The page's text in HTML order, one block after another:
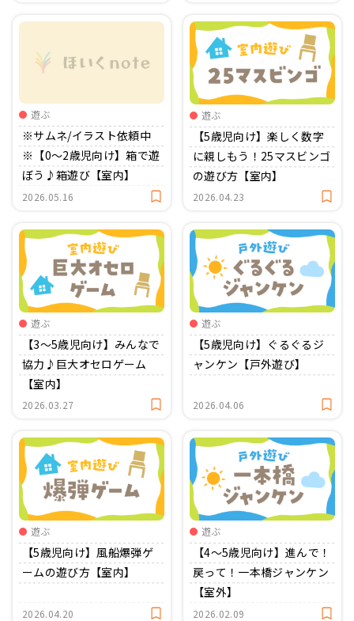
遊ぶ
※サムネ/イラスト依頼中
※【0〜2歳児向け】箱で遊
ぼう♪箱遊び【室内】
2026.05.16
遊ぶ
【5歳児向け】楽しく数字
に親しもう！25マスビンゴ
の遊び方【室内】
2026.04.23
遊ぶ
【3〜5歳児向け】みんなで
協力♪巨大オセロゲーム
【室内】
2026.03.27
遊ぶ
【5歳児向け】ぐるぐるジ
ャンケン【戸外遊び】
2026.04.06
遊ぶ
【5歳児向け】風船爆弾ゲ
ームの遊び方【室内】
2026.04.20
遊ぶ
【4〜5歳児向け】進んで！
戻って！一本橋ジャンケン
【室外】
2026.02.09